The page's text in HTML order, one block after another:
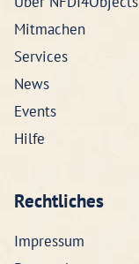
Mitmachen
Services
News
Events
Hilfe
Rechtliches
Impressum